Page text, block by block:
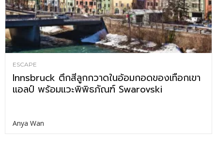
ESCAPE
Innsbruck ตึกสีลูกกวาดในอ้อมกอดของเทือกเขา
แอลป์ พร้อมแวะพิพิธภัณฑ์ Swarovski
Anya Wan